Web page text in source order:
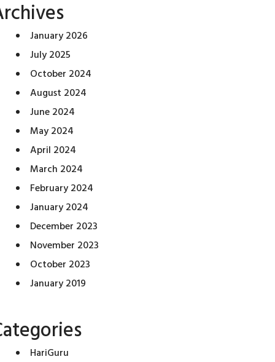
January 2026
July 2025
October 2024
August 2024
June 2024
May 2024
April 2024
March 2024
February 2024
January 2024
December 2023
November 2023
October 2023
January 2019
HariGuru